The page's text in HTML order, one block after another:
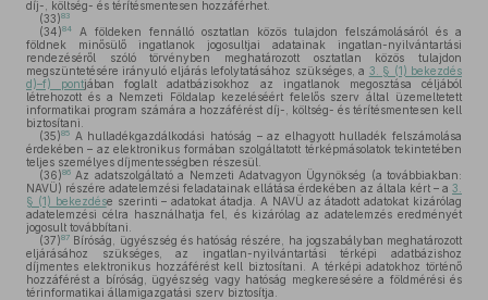
díj-, költség- és térítésmentesen hozzáférhet.
(33)83
(34)84
A földeken fennálló osztatlan közös tulajdon felszámolásáról és a
földnek minősülő ingatlanok jogosultjai adatainak ingatlan-nyilvántartási
rendezéséről szóló törvényben meghatározott osztatlan közös tulajdon
megszüntetésére irányuló eljárás lefolytatásához szükséges, a 3. § (1) bekezdés
d)–f) pontjában foglalt adatbázisokhoz az ingatlanok megosztása céljából
létrehozott és a Nemzeti Földalap kezeléséért felelős szerv által üzemeltetett
informatikai program számára a hozzáférést díj-, költség- és térítésmentesen kell
biztosítani.
(35)85 A hulladékgazdálkodási hatóság – az elhagyott hulladék felszámolása
érdekében – az elektronikus formában szolgáltatott térképmásolatok tekintetében
teljes személyes díjmentességben részesül.
(36)86 Az adatszolgáltató a Nemzeti Adatvagyon Ügynökség (a továbbiakban:
NAVÜ) részére adatelemzési feladatainak ellátása érdekében az általa kért – a 3.
§ (1) bekezdése szerinti – adatokat átadja. A NAVÜ az átadott adatokat kizárólag
adatelemzési célra használhatja fel, és kizárólag az adatelemzés eredményét
jogosult továbbítani.
(37)87 Bíróság, ügyészség és hatóság részére, ha jogszabályban meghatározott
eljárásához szükséges, az ingatlan-nyilvántartási térképi adatbázishoz
díjmentes elektronikus hozzáférést kell biztosítani. A térképi adatokhoz történő
hozzáférést a bíróság, ügyészség vagy hatóság megkeresésére a földmérési és
térinformatikai államigazgatási szerv biztosítja.